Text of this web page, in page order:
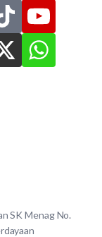
SK Menag No.